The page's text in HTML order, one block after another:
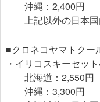
沖縄：2,400円
上記以外の日本国
■クロネコヤマトクー
・イリコスキーセッ
北海道：2,550円
沖縄：3,300円